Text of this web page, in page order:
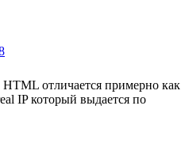
отличается примерно как
IP который выдается по